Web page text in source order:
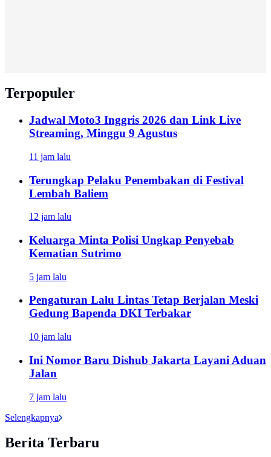
Terpopuler
Jadwal Moto3 Inggris 2026 dan Link Live
Streaming, Minggu 9 Agustus
11 jam lalu
Terungkap Pelaku Penembakan di Festival
Lembah Baliem
12 jam lalu
Keluarga Minta Polisi Ungkap Penyebab
Kematian Sutrimo
5 jam lalu
Pengaturan Lalu Lintas Tetap Berjalan Meski
Gedung Bapenda DKI Terbakar
10 jam lalu
Ini Nomor Baru Dishub Jakarta Layani Aduan
Jalan
7 jam lalu
Selengkapnya
Berita Terbaru